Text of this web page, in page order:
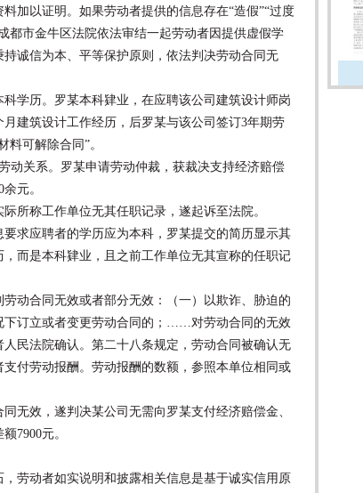
加以证明。如果劳动者提供的信息存在“造假”“过度
都市金牛区法院依法审结一起劳动者因提供虚假学
诚信为本、平等保护原则，依法判决劳动合同无
学历。罗某本科肄业，在应聘该公司建筑设计师岗
建筑设计工作经历，后罗某与该公司签订3年期劳
料可解除合同”。
关系。罗某申请劳动仲裁，获裁决支持经济赔偿
元。
称工作单位无其任职记录，遂起诉至法院。
应聘者的学历应为本科，罗某提交的简历显示其
而是本科肄业，且之前工作单位无其宣称的任职记
合同无效或者部分无效：（一）以欺诈、胁迫的
下订立或者变更劳动合同的；……对劳动合同的无效
民法院确认。第二十八条规定，劳动合同被确认无
付劳动报酬。劳动报酬的数额，参照本单位相同或
效，遂判决某公司无需向罗某支付经济赔偿金、
7900元。
动者如实说明和披露相关信息是基于诚实信用原